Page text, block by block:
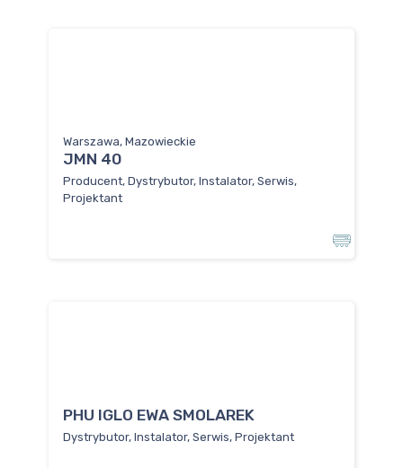
Warszawa, Mazowieckie
JMN 40
Producent, Dystrybutor, Instalator, Serwis,
Projektant
PHU IGLO EWA SMOLAREK
Dystrybutor, Instalator, Serwis, Projektant